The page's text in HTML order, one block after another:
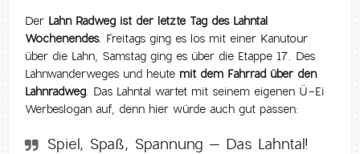
Der Lahn Radweg ist der letzte Tag des Lahntal
Wochenendes. Freitags ging es los mit einer Kanutour
über die Lahn, Samstag ging es über die Etappe 17. Des
Lahnwanderweges und heute mit dem Fahrrad über den
Lahnradweg. Das Lahntal wartet mit seinem eigenen Ü-Ei
Werbeslogan auf, denn hier würde auch gut passen:
Spiel, Spaß, Spannung – Das Lahntal!